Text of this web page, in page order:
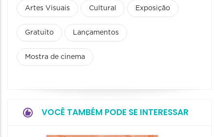
Artes Visuais Cultural Exposição
Gratuito Lançamentos
Mostra de cinema
VOCÊ TAMBÉM PODE SE INTERESSAR